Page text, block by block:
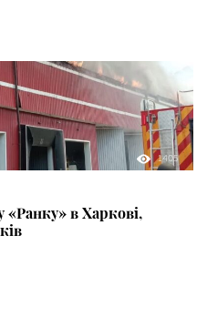
1405
«Ранку» в Харкові,